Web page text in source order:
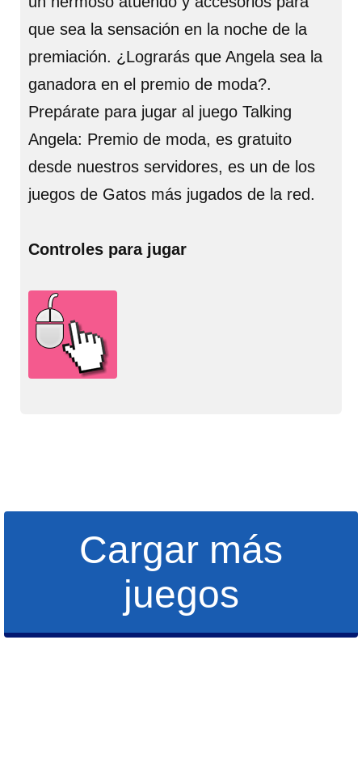
que sea la sensación en la noche de la
premiación. ¿Lograrás que Angela sea la
ganadora en el premio de moda?.
Prepárate para jugar al juego Talking
Angela: Premio de moda, es gratuito
desde nuestros servidores, es un de los
juegos de Gatos más jugados de la red.
Controles para jugar
Cargar más
juegos